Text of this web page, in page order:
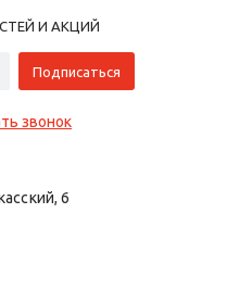
И АКЦИЙ
звонок
6